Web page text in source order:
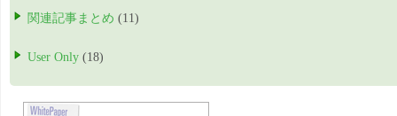
関連記事まとめ (11)
User Only (18)